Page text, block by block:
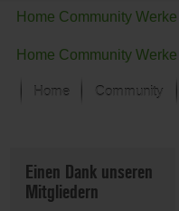
Home Community Werke
Home Community Werke
Home Community
Einen Dank unseren
Mitgliedern